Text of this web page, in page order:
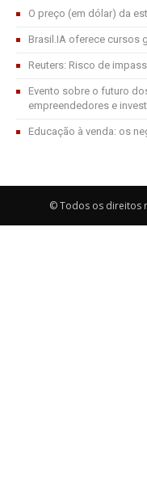
O preço (em dólar) da
Brasil.IA oferece cursos
Reuters: Risco de
Evento sobre o futuro
empreendedores e
Educação à venda: os
© Todos os direitos